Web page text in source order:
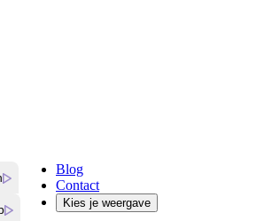
Blog
Contact
Kies je weergave